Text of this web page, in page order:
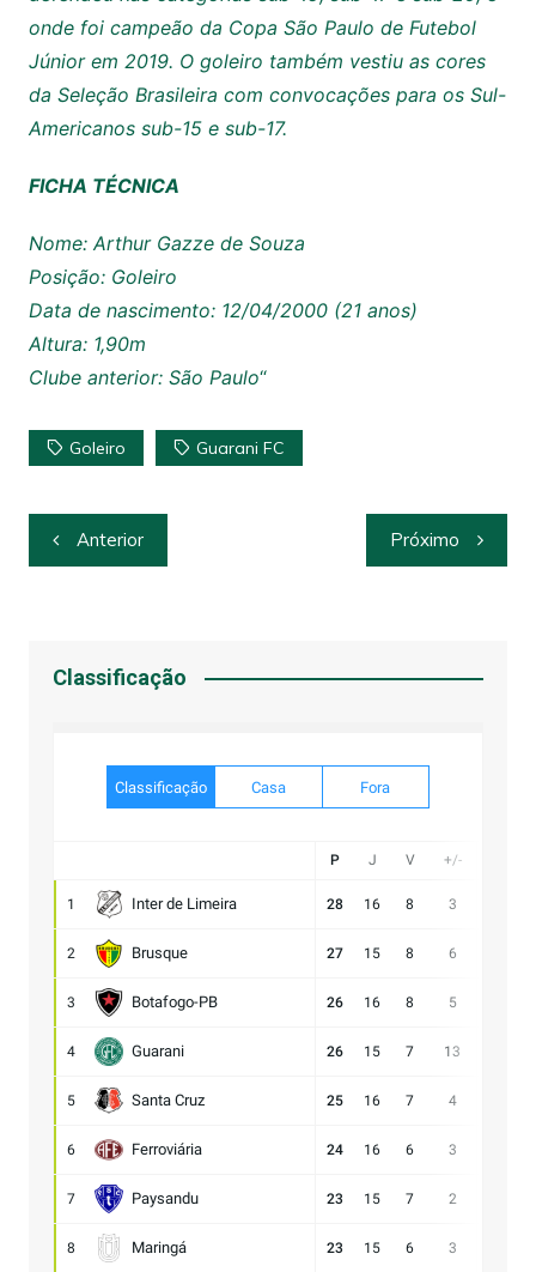
onde foi campeão da Copa São Paulo de Futebol
Júnior em 2019. O goleiro também vestiu as cores
da Seleção Brasileira com convocações para os Sul-
Americanos sub-15 e sub-17.
FICHA TÉCNICA
Nome: Arthur Gazze de Souza
Posição: Goleiro
Data de nascimento: 12/04/2000 (21 anos)
Altura: 1,90m
Clube anterior: São Paulo“
Goleiro Guarani FC
Navegação
de
Anterior Próximo
Classificação
Classificação Casa Fora
P J V +/-
1 Inter de Limeira 28 16 8 3
2 Brusque 27 15 8 6
3 Botafogo-PB 26 16 8 5
4 Guarani 26 15 7 13
5 Santa Cruz 25 16 7 4
6 Ferroviária 24 16 6 3
7 Paysandu 23 15 7 2
8 Maringá 23 15 6 3